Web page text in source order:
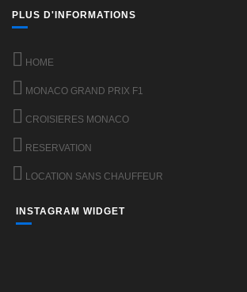
PLUS D'INFORMATIONS
HOME
MONACO GRAND PRIX F1
CROISIERES MONACO
RESERVATION
LOCATION SANS CHAUFFEUR
INSTAGRAM WIDGET